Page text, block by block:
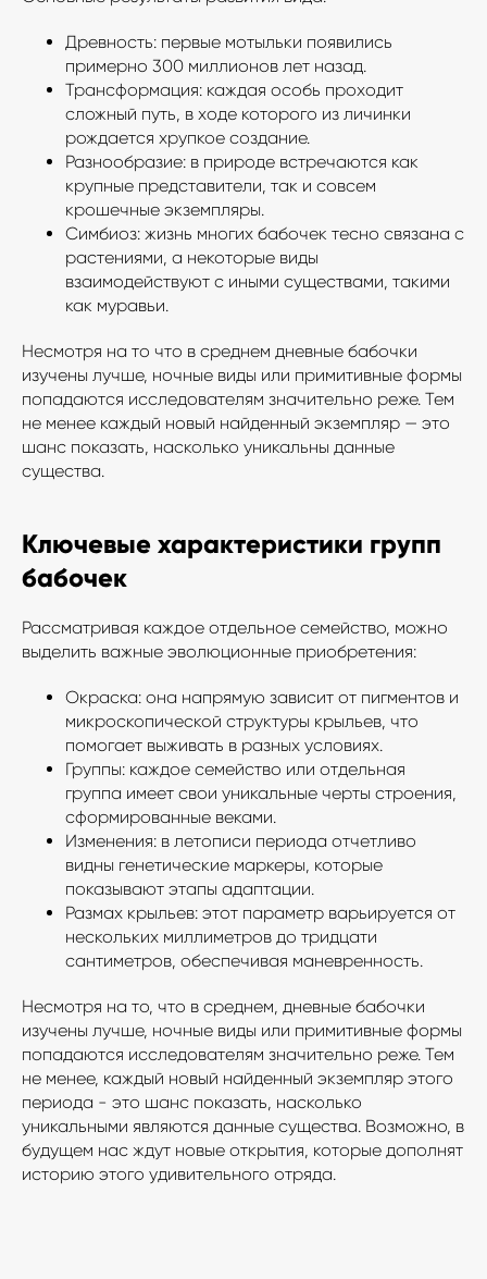
Древность: первые мотыльки появились
примерно 300 миллионов лет назад.
Трансформация: каждая особь проходит
сложный путь, в ходе которого из личинки
рождается хрупкое создание.
Разнообразие: в природе встречаются как
крупные представители, так и совсем
крошечные экземпляры.
Симбиоз: жизнь многих бабочек тесно связана с
растениями, а некоторые виды
взаимодействуют с иными существами, такими
как муравьи.
Несмотря на то что в среднем дневные бабочки
изучены лучше, ночные виды или примитивные формы
попадаются исследователям значительно реже. Тем
не менее каждый новый найденный экземпляр — это
шанс показать, насколько уникальны данные
существа.
Ключевые характеристики групп
бабочек
Рассматривая каждое отдельное семейство, можно
выделить важные эволюционные приобретения:
Окраска: она напрямую зависит от пигментов и
микроскопической структуры крыльев, что
помогает выживать в разных условиях.
Группы: каждое семейство или отдельная
группа имеет свои уникальные черты строения,
сформированные веками.
Изменения: в летописи периода отчетливо
видны генетические маркеры, которые
показывают этапы адаптации.
Размах крыльев: этот параметр варьируется от
нескольких миллиметров до тридцати
сантиметров, обеспечивая маневренность.
Несмотря на то, что в среднем, дневные бабочки
изучены лучше, ночные виды или примитивные формы
попадаются исследователям значительно реже. Тем
не менее, каждый новый найденный экземпляр этого
периода - это шанс показать, насколько
уникальными являются данные существа. Возможно, в
будущем нас ждут новые открытия, которые дополнят
историю этого удивительного отряда.